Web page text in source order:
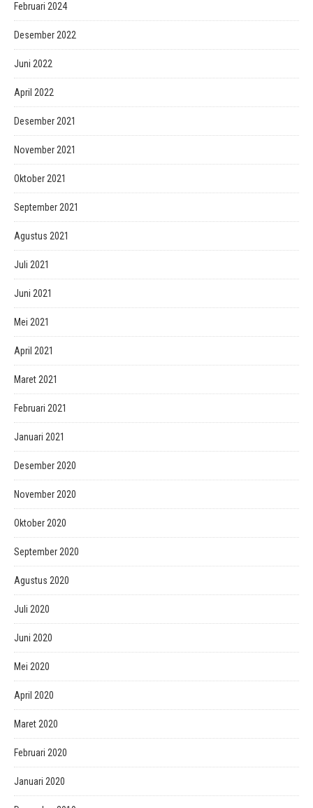
Februari 2024
Desember 2022
Juni 2022
April 2022
Desember 2021
November 2021
Oktober 2021
September 2021
Agustus 2021
Juli 2021
Juni 2021
Mei 2021
April 2021
Maret 2021
Februari 2021
Januari 2021
Desember 2020
November 2020
Oktober 2020
September 2020
Agustus 2020
Juli 2020
Juni 2020
Mei 2020
April 2020
Maret 2020
Februari 2020
Januari 2020